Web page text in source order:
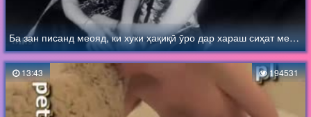
Ба зан писанд меояд, ки хуки ҳақиқӣ ӯро дар хараш сиҳат мекунад
13:43 194531